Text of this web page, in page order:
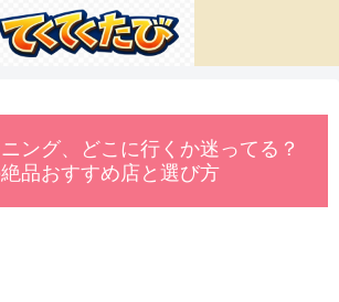
ング、どこに行くか迷ってる？
絶品おすすめ店と選び方